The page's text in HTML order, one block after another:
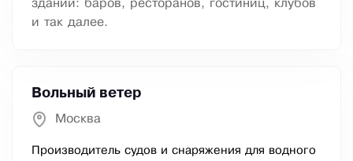
зданий: баров, ресторанов, гостиниц, клубов
и так далее.
Вольный ветер
Москва
Производитель судов и снаряжения для водного